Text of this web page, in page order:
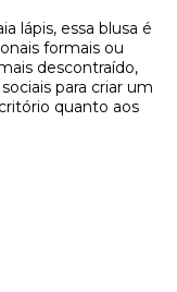
lápis, essa blusa é
formais ou
descontraído,
para criar um
quanto aos